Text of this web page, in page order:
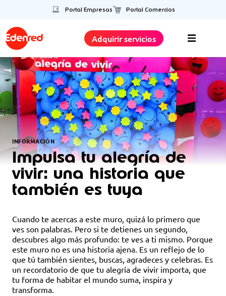
Portal Empresas Portal Comercios
Adquirir servicios
INFORMACIÓN
Impulsa tu alegría de
vivir: una historia que
también es tuya
Cuando te acercas a este muro, quizá lo primero que
ves son palabras. Pero si te detienes un segundo,
descubres algo más profundo: te ves a ti mismo. Porque
este muro no es una historia ajena. Es un reflejo de lo
que tú también sientes, buscas, agradeces y celebras. Es
un recordatorio de que tu alegría de vivir importa, que
tu forma de habitar el mundo suma, inspira y
transforma.